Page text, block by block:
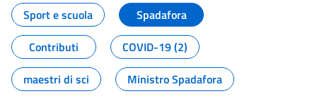
Sport e scuola
Spadafora
Contributi
COVID-19 (2)
maestri di sci
Ministro Spadafora